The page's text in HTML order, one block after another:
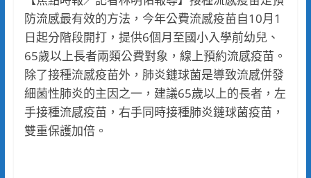
防流感最有效的方法，今年公費流感疫苗自10月1
日起分階段開打，提供6個月至國小入學前幼兒、
65歲以上長者兩類公費對象，線上預約流感疫苗。
除了接種流感疫苗外，肺炎鏈球菌是導致流感併發
細菌性肺炎的主因之一，建議65歲以上的長者，左
手接種流感疫苗，右手同時接種肺炎鏈球菌疫苗，
雙重保護加倍。